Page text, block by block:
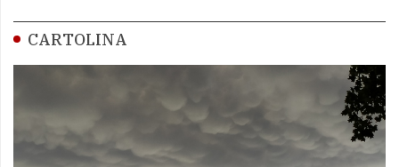
CARTOLINA